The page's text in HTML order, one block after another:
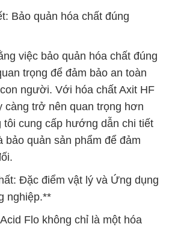
Bảo quản hóa chất đúng
việc bảo quản hóa chất đúng
trọng để đảm bảo an toàn
người. Với hóa chất Axit HF
càng trở nên quan trọng hơn
tôi cung cấp hướng dẫn chi tiết
bảo quản sản phẩm để đảm
Đặc điểm vật lý và Ứng dụng
nghiệp.**
Flo không chỉ là một hóa